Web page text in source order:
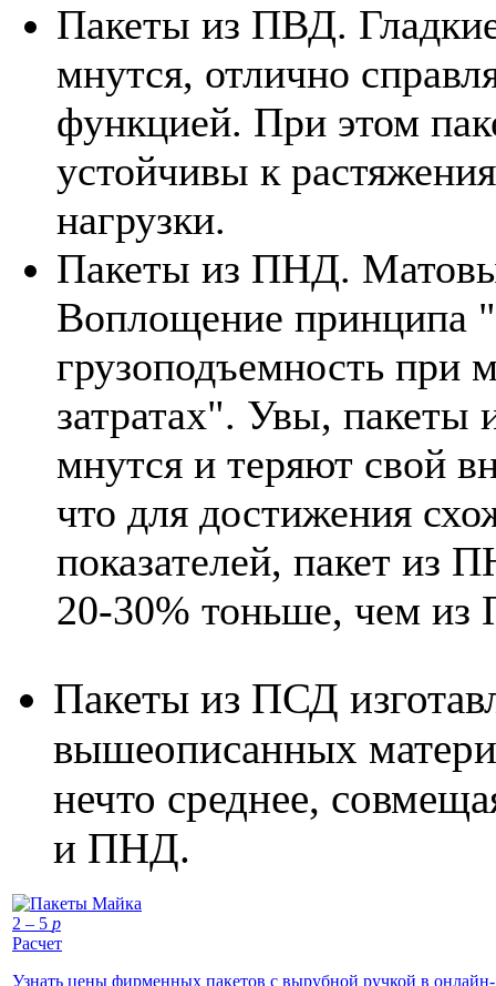
Пакеты из ПВД.
мнутся, отлично
функцией. При этом
устойчивы к
нагрузки.
Пакеты из ПНД.
Воплощение принципа
грузоподъемность при
затратах". Увы,
мнутся и теряют свой
что для достижения
показателей, пакет из
20-30% тоньше, чем
Пакеты из ПСД
вышеописанных
нечто среднее,
и ПНД.
2 – 5 p
Расчет
Узнать цены фирменных пакетов с вырубной ручкой в онлайн-